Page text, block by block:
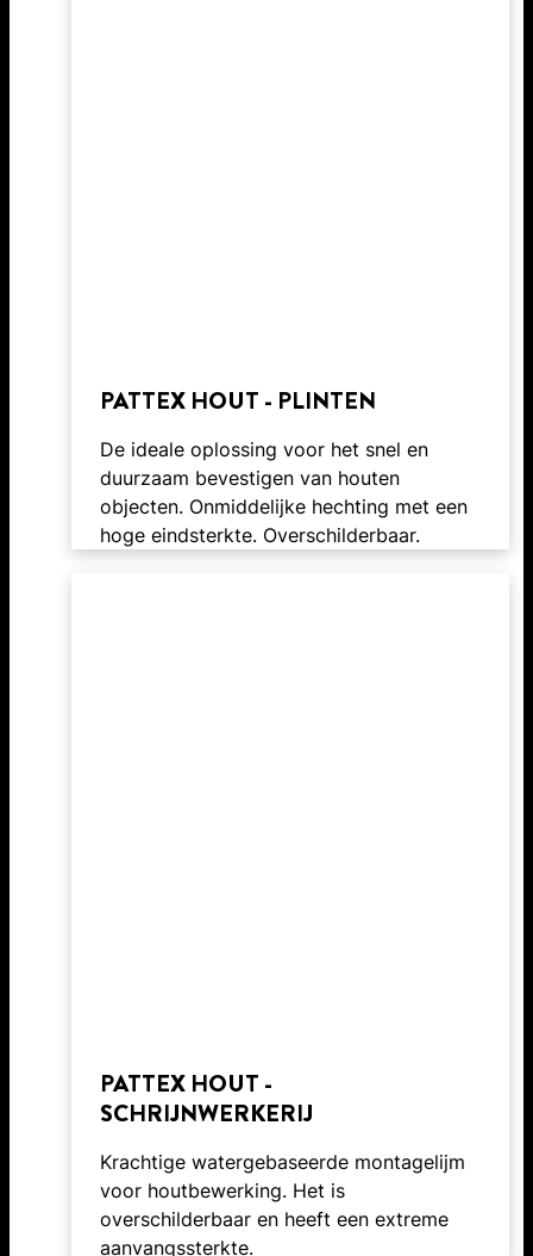
PATTEX HOUT - PLINTEN
De ideale oplossing voor het snel en
duurzaam bevestigen van houten
objecten. Onmiddelijke hechting met een
hoge eindsterkte. Overschilderbaar.
PATTEX HOUT -
SCHRIJNWERKERIJ
Krachtige watergebaseerde montagelijm
voor houtbewerking. Het is
overschilderbaar en heeft een extreme
aanvangssterkte.